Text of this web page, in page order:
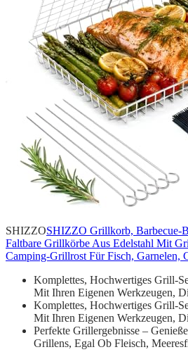
SHIZZOSHIZZO Grillkorb, Barbecue-
Faltbare Grillkörbe Aus Edelstahl Mit
Camping-Grillrost Für Fisch, Garnelen,
Komplettes, Hochwertiges Grill-
Mit Ihren Eigenen Werkzeugen,
Komplettes, Hochwertiges Grill-
Mit Ihren Eigenen Werkzeugen,
Perfekte Grillergebnisse –
Grillens, Egal Ob Fleisch,